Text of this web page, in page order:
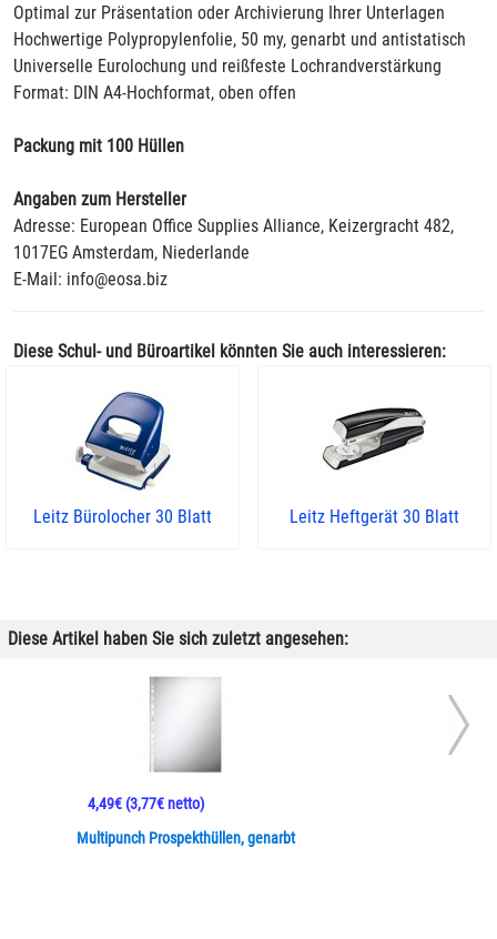
Optimal zur Präsentation oder Archivierung Ihrer Unterlagen
Hochwertige Polypropylenfolie, 50 my, genarbt und antistatisch
Universelle Eurolochung und reißfeste Lochrandverstärkung
Format: DIN A4-Hochformat, oben offen
Packung mit 100 Hüllen
Angaben zum Hersteller
Adresse: European Office Supplies Alliance, Keizergracht 482,
1017EG Amsterdam, Niederlande
E-Mail: info@eosa.biz
Diese Schul- und Büroartikel könnten Sie auch interessieren:
Leitz Bürolocher 30 Blatt Leitz Heftgerät 30 Blatt
Diese Artikel haben Sie sich zuletzt angesehen:
Multipunch Prospekthüllen, genarbt
4,49€(3,77€ netto)